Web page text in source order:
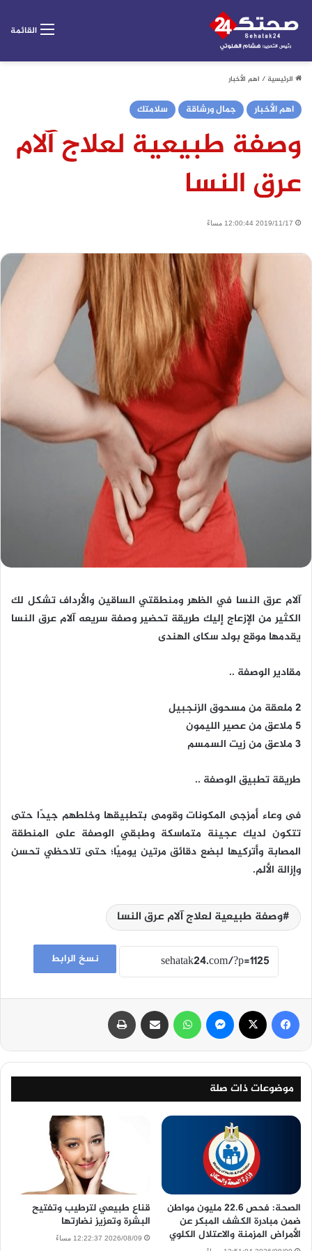
القائمة
الرئيسية/ اهم الأخبار
اهم الأخبار جمال ورشاقة سلامتك
وصفة طبيعية لعلاج آلام
عرق النسا
2019/11/17 12:00:44 مساءً
آلام عرق النسا في الظهر ومنطقتي الساقين والأرداف تشكل لك
الكثير من الإزعاج إليك طريقة تحضير وصفة سريعه آلام عرق النسا
يقدمها موقع بولد سكاى الهندى
مقادير الوصفة ..
٢ ملعقة من مسحوق الزنجبيل
٥ ملاعق من عصير الليمون
٣ ملاعق من زيت السمسم
طريقة تطبيق الوصفة ..
فى وعاء أمزجى المكونات وقومى بتطبيقها وخلطهم جيدًا حتى
تتكون لديك عجينة متماسكة وطبقي الوصفة على المنطقة
المصابة وأتركيها لبضع دقائق مرتين يوميًا؛ حتى تلاحظي تحسن
وإزالة الألم.
وصفة طبيعية لعلاج آلام عرق النسا
نسخ الرابط
فيسبوك ماسنجر واتساب مشاركة عبر البريد
موضوعات ذات صلة
الصحة: فحص 22.6 مليون مواطن
ضمن مبادرة الكشف المبكر عن
الأمراض المزمنة والاعتلال الكلوي
قناع طبيعي لترطيب وتفتيح
البشرة وتعزيز نضارتها
2026/08/09 12:22:37 مساءً